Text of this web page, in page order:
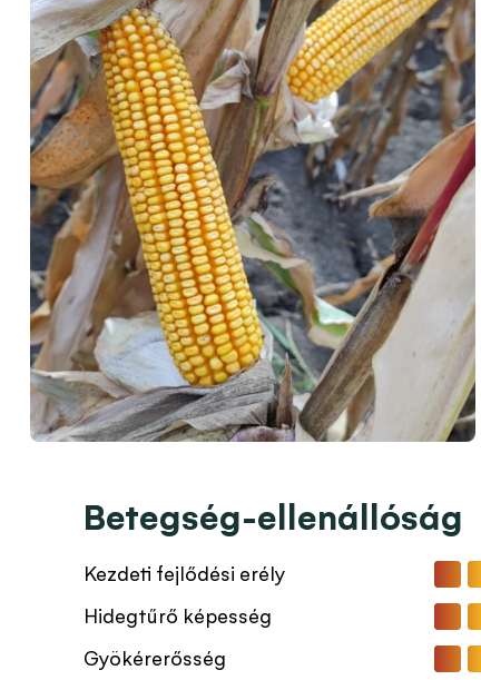
Betegség-ellenállóság
Kezdeti fejlődési erély
Hidegtűrő képesség
Gyökérerősség